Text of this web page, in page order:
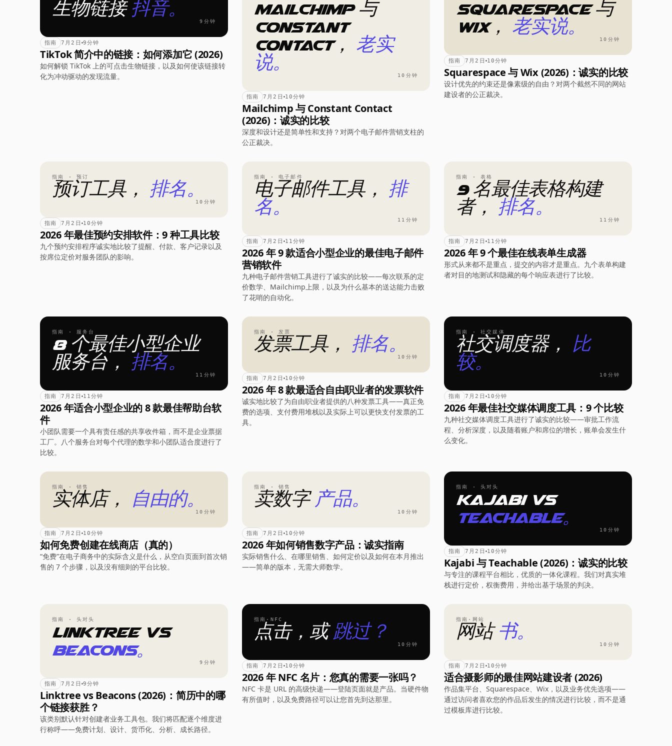
生物链接 抖音。
9分钟
指南 7月2日 9分钟
TikTok 简介中的链接：如何添加它 (2026)
如何解锁 TikTok 上的可点击生物链接，以及如何使该链接转
化为冲动驱动的发现流量。
Mailchimp 与
Constant
Contact， 老实
说。
10分钟
指南 7月2日 10分钟
Mailchimp 与 Constant Contact
(2026)：诚实的比较
深度和设计还是简单性和支持？对两个电子邮件营销支柱的
公正裁决。
Squarespace 与
Wix， 老实说。
10分钟
指南 7月2日 10分钟
Squarespace 与 Wix (2026)：诚实的比较
设计优先的约束还是像素级的自由？对两个截然不同的网站
建设者的公正裁决。
指南 · 预订
预订工具， 排名。
10分钟
指南 7月2日 10分钟
2026 年最佳预约安排软件：9 种工具比较
九个预约安排程序诚实地比较了提醒、付款、客户记录以及
按席位定价对服务团队的影响。
指南 · 电子邮件
电子邮件工具， 排
名。
11分钟
指南 7月2日 11分钟
2026 年 9 款适合小型企业的最佳电子邮件
营销软件
九种电子邮件营销工具进行了诚实的比较——每次联系的定
价数学、Mailchimp上限，以及为什么基本的送达能力击败
了花哨的自动化。
指南 · 表格
9 名最佳表格构建
者， 排名。
11分钟
指南 7月2日 11分钟
2026 年 9 个最佳在线表单生成器
形式从来都不是重点，提交的内容才是重点。九个表单构建
者对目的地测试和隐藏的每个响应表进行了比较。
指南 · 服务台
8 个最佳小型企业
服务台， 排名。
11分钟
指南 7月2日 11分钟
2026 年适合小型企业的 8 款最佳帮助台软
件
小团队需要一个具有责任感的共享收件箱，而不是企业票据
工厂。八个服务台对每个代理的数学和小团队适合度进行了
比较。
指南 · 发票
发票工具， 排名。
10分钟
指南 7月2日 10分钟
2026 年 8 款最适合自由职业者的发票软件
诚实地比较了为自由职业者提供的八种发票工具——真正免
费的选项、支付费用堆栈以及实际上可以更快支付发票的工
具。
指南 · 社交媒体
社交调度器，
比
较。
10分钟
指南 7月2日 10分钟
2026 年最佳社交媒体调度工具：9 个比较
九种社交媒体调度工具进行了诚实的比较——审批工作流
程、分析深度，以及随着账户和席位的增长，账单会发生什
么变化。
指南 · 销售
实体店， 自由的。
10分钟
指南 7月2日 10分钟
如何免费创建在线商店（真的）
“免费”在电子商务中的实际含义是什么，从空白页面到首次销
售的 7 个步骤，以及没有细则的平台比较。
指南 · 销售
卖数字 产品。
10分钟
指南 7月2日 10分钟
2026 年如何销售数字产品：诚实指南
实际销售什么、在哪里销售、如何定价以及如何在本月推出
——简单的版本，无需大师数学。
指南 · 头对头
Kajabi vs
Teachable。
10分钟
指南 7月2日 10分钟
Kajabi 与 Teachable (2026)：诚实的比较
与专注的课程平台相比，优质的一体化课程。我们对真实堆
栈进行定价，权衡费用，并给出基于场景的判决。
指南 · 头对头
Linktree vs
Beacons。
9分钟
指南 7月2日 9分钟
Linktree vs Beacons (2026)：简历中的哪
个链接获胜？
该类别默认针对创建者业务工具包。我们将匹配逐个维度进
行称呼——免费计划、设计、货币化、分析、成长路径。
指南·NFC
点击，或 跳过？
10分钟
指南 7月2日 10分钟
2026 年 NFC 名片：您真的需要一张吗？
NFC 卡是 URL 的高级快递——登陆页面就是产品。当硬件物
有所值时，以及免费路径可以让您首先到达那里。
指南·网站
网站 书。
10分钟
指南 7月2日 10分钟
适合摄影师的最佳网站建设者 (2026)
作品集平台、Squarespace、Wix，以及业务优先选项——
通过访问者喜欢您的作品后发生的情况进行比较，而不是通
过模板库进行比较。